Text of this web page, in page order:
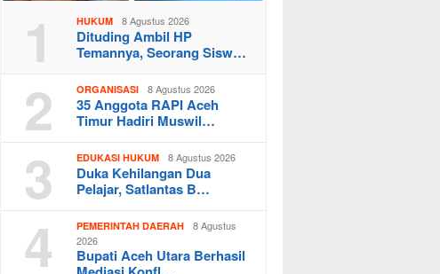
1 HUKUM 8 Agustus 2026
Dituding Ambil HP
Temannya, Seorang Sisw…
2 ORGANISASI 8 Agustus 2026
35 Anggota RAPI Aceh
Timur Hadiri Muswil…
3 EDUKASI HUKUM 8 Agustus 2026
Duka Kehilangan Dua
Pelajar, Satlantas B…
4 PEMERINTAH DAERAH
8 Agustus
2026
Bupati Aceh Utara Berhasil